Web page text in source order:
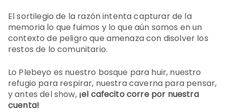
El sortilegio de la razón intenta capturar de la
memoria lo que fuimos y lo que aún somos en un
contexto de peligro que amenaza con disolver los
restos de lo comunitario.
Lo Plebeyo es nuestro bosque para huir, nuestro
refugio para respirar, nuestra caverna para pensar,
y antes del show, ¡el cafecito corre por nuestra
cuenta!